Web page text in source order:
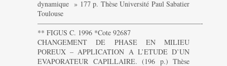
dynamique » 177 p. Thèse Université Paul Sabatier
Toulouse
———————————————————————-
** FIGUS C. 1996 *Cote 92687
CHANGEMENT DE PHASE EN MILIEU
POREUX – APPLICATION A L’ETUDE D’UN
EVAPORATEUR CAPILLAIRE. (196 p.) Thèse